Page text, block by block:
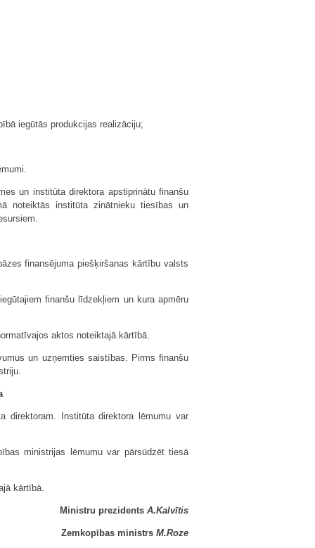
iegūtās produkcijas realizāciju;
un institūta direktora apstiprinātu finanšu
noteiktās institūta zinātnieku tiesības un
finansējuma piešķiršanas kārtību valsts
finanšu līdzekļiem un kura apmēru
aktos noteiktajā kārtībā.
un uzņemties saistības. Pirms finanšu
direktoram. Institūta direktora lēmumu var
ministrijas lēmumu var pārsūdzēt tiesā
kārtībā.
Ministru prezidents A.Kalvītis
Zemkopības ministrs M.Roze